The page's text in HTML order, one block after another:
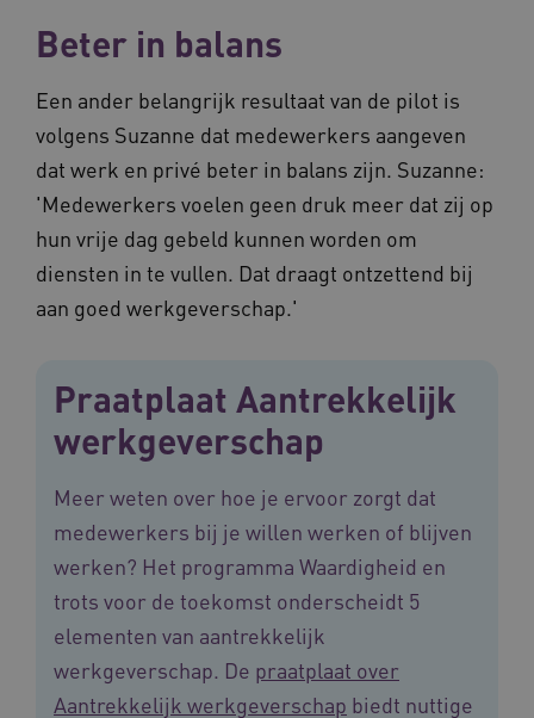
Beter in balans
Een ander belangrijk resultaat van de pilot is
volgens Suzanne dat medewerkers aangeven
dat werk en privé beter in balans zijn. Suzanne:
'Medewerkers voelen geen druk meer dat zij op
hun vrije dag gebeld kunnen worden om
diensten in te vullen. Dat draagt ontzettend bij
aan goed werkgeverschap.'
Praatplaat Aantrekkelijk
werkgeverschap
Meer weten over hoe je ervoor zorgt dat
medewerkers bij je willen werken of blijven
werken? Het programma Waardigheid en
trots voor de toekomst onderscheidt 5
elementen van aantrekkelijk
werkgeverschap. De praatplaat over
Aantrekkelijk werkgeverschap biedt nuttige
CookieScriptConsent
CookieScript
11
4 weken
FPLC .vilans.nl
ASLBSA www.vilans.nl